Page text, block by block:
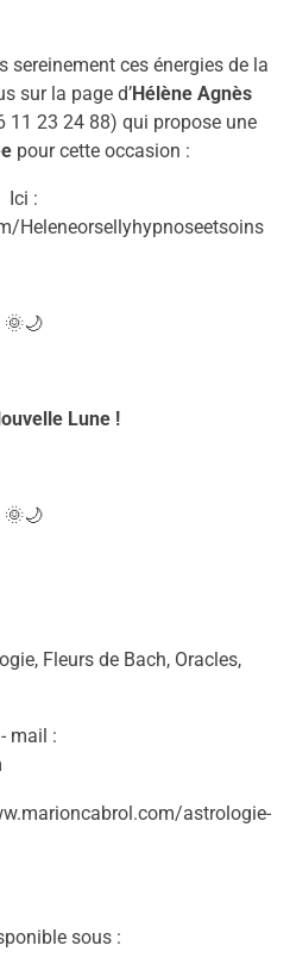
sereinement ces énergies de la
sur la page d’Hélène Agnès
11 23 24 88) qui propose une
pour cette occasion :
Ici :
Heleneorsellyhypnoseetsoins
🌞🌙
Lune !
🌞🌙
Fleurs de Bach, Oracles,
mail :
astrologie-
sous :